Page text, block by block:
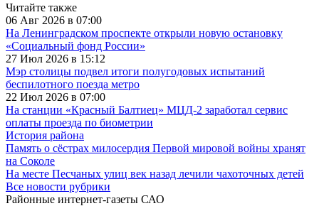
Читайте также
06 Авг 2026 в 07:00
На Ленинградском проспекте открыли новую остановку
«Социальный фонд России»
27 Июл 2026 в 15:12
Мэр столицы подвел итоги полугодовых испытаний
беспилотного поезда метро
22 Июл 2026 в 07:00
На станции «Красный Балтиец» МЦД-2 заработал сервис
оплаты проезда по биометрии
История района
Память о сёстрах милосердия Первой мировой войны хранят
на Соколе
На месте Песчаных улиц век назад лечили чахоточных детей
Все новости рубрики
Районные интернет-газеты САО